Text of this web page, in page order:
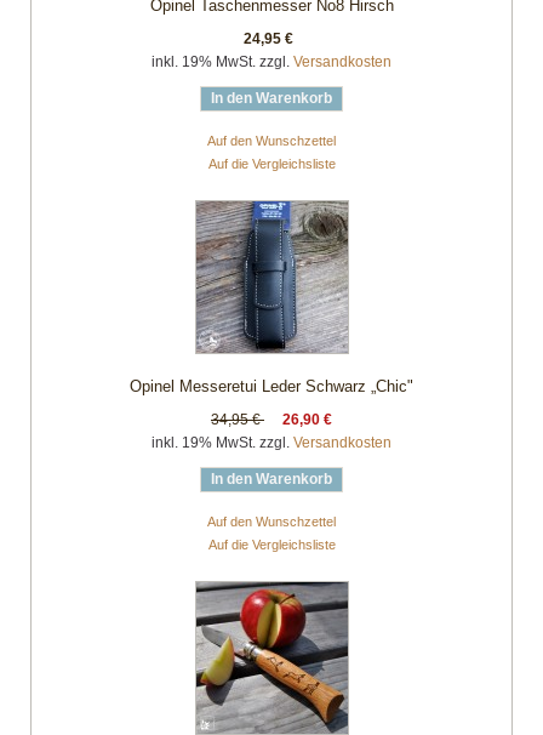
Opinel Taschenmesser No8 Hirsch
24,95 €
inkl. 19% MwSt. zzgl. Versandkosten
In den Warenkorb
Auf den Wunschzettel
Auf die Vergleichsliste
Opinel Messeretui Leder Schwarz „Chic"
34,95 €
26,90 €
inkl. 19% MwSt. zzgl. Versandkosten
In den Warenkorb
Auf den Wunschzettel
Auf die Vergleichsliste